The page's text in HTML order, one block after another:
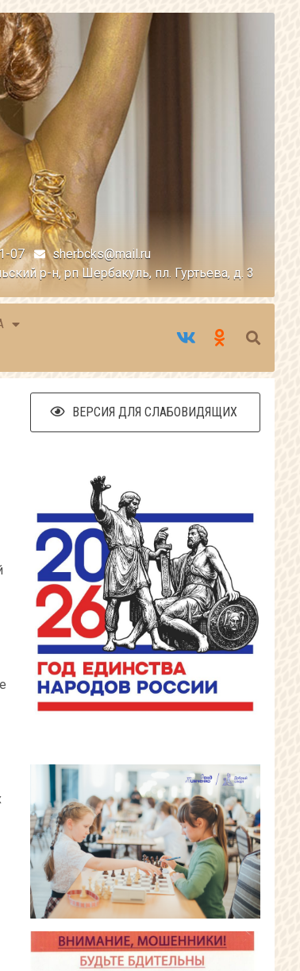
07
sherbcks@mail.ru
р-н, рп Шербакуль, пл. Гуртьева, д. 3
ВЕРСИЯ ДЛЯ СЛАБОВИДЯЩИХ